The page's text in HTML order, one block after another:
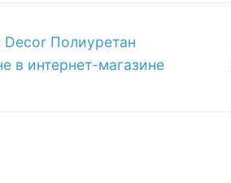
Decor Полиуретан
в интернет-магазине